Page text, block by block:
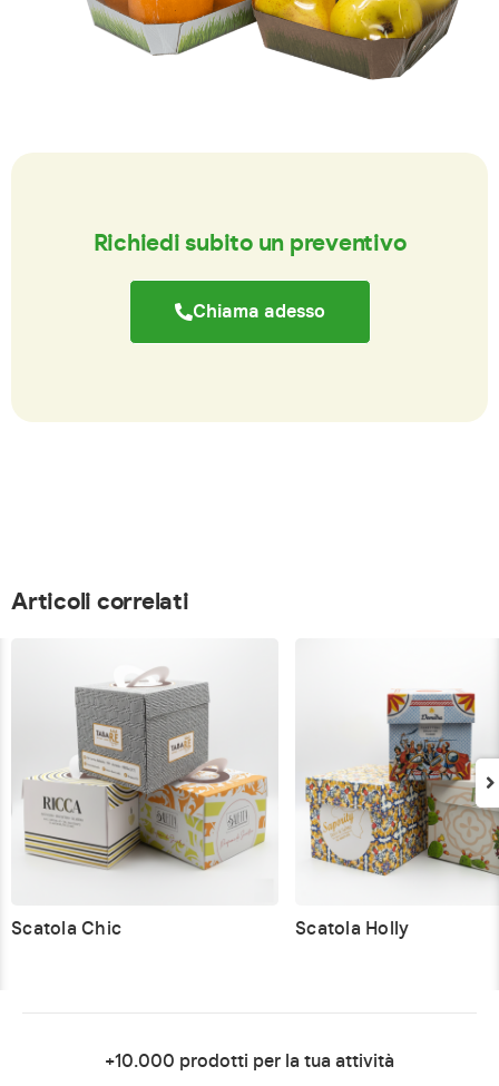
Richiedi subito un preventivo
Chiama adesso
Articoli correlati
Scatola Chic Scatola Holly
+10.000 prodotti per la tua attività